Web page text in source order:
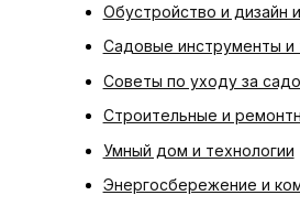
Обустройство и дизайн
Садовые инструменты и
Советы по уходу за
Строительные и
Умный дом и технологии
Энергосбережение и